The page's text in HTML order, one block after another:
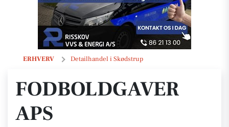
ERHVERV Detailhandel i Skødstrup
Fodboldgaver ApS
FODBOLDGAVER
APS